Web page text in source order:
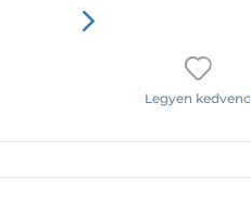
Legyen kedvenc